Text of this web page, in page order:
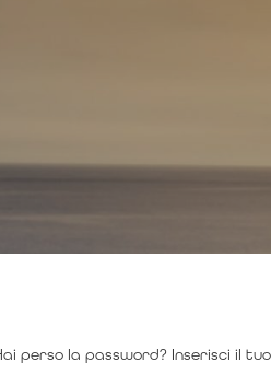
perso la password? Inserisci il